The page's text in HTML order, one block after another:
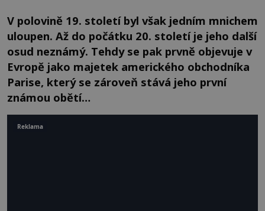
V polovině 19. století byl však jedním mnichem
uloupen. Až do počátku 20. století je jeho další
osud neznámý. Tehdy se pak prvně objevuje v
Evropě jako majetek amerického obchodníka
Parise, který se zároveň stává jeho první
známou obětí…
Reklama